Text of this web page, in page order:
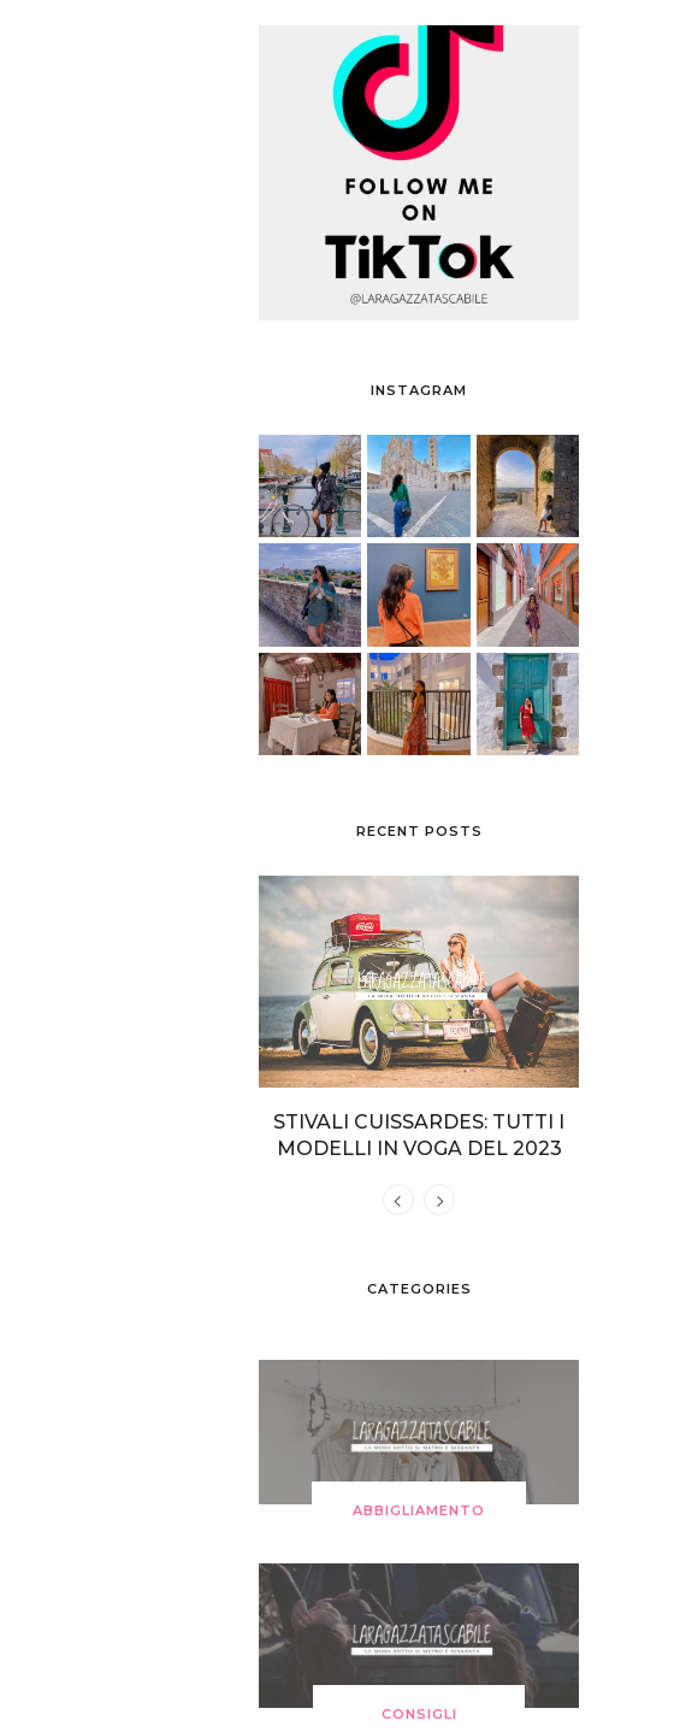
INSTAGRAM
RECENT POSTS
STIVALI CUISSARDES: TUTTI I
MODELLI IN VOGA DEL 2023
CATEGORIES
ABBIGLIAMENTO
CONSIGLI